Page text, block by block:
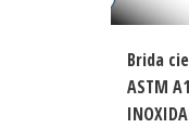
Brida
ASTM